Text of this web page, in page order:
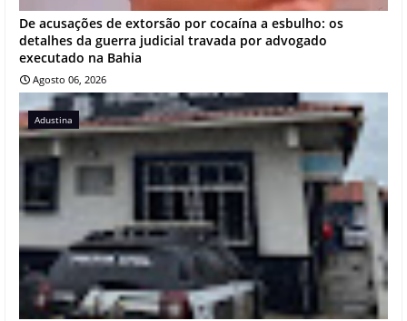
De acusações de extorsão por cocaína a esbulho: os
detalhes da guerra judicial travada por advogado
executado na Bahia
Agosto 06, 2026
Adustina